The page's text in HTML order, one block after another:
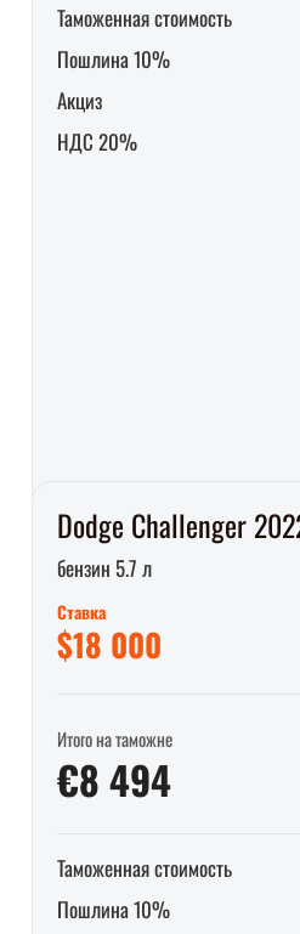
Таможенная стоимость
Пошлина 10%
Акциз
НДС 20%
Dodge Challenger
бензин 5.7 л
Ставка
$18 000
Итого на таможне
€8 494
Таможенная стоимость
Пошлина 10%